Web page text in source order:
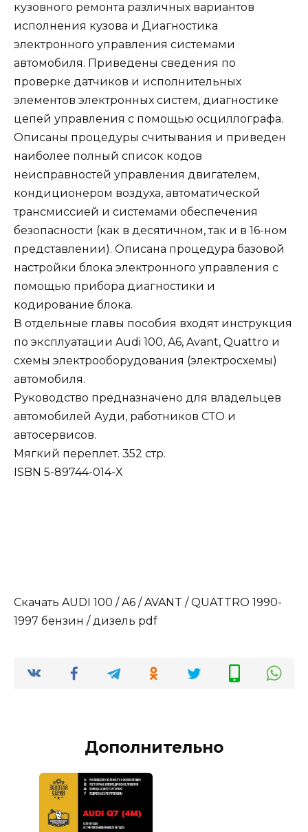
кузовного ремонта различных вариантов
исполнения кузова и Диагностика
электронного управления системами
автомобиля. Приведены сведения по
проверке датчиков и исполнительных
элементов электронных систем, диагностике
цепей управления с помощью осциллографа.
Описаны процедуры считывания и приведен
наиболее полный список кодов
неисправностей управления двигателем,
кондиционером воздуха, автоматической
трансмиссией и системами обеспечения
безопасности (как в десятичном, так и в 16-ном
представлении). Описана процедура базовой
настройки блока электронного управления с
помощью прибора диагностики и
кодирование блока.
В отдельные главы пособия входят инструкция
по эксплуатации Audi 100, A6, Avant, Quattro и
схемы электрооборудования (электросхемы)
автомобиля.
Руководство предназначено для владельцев
автомобилей Ауди, работников СТО и
автосервисов.
Мягкий переплет. 352 стр.
ISBN 5-89744-014-X
Скачать AUDI 100 / A6 / AVANT / QUATTRO 1990-
1997 бензин / дизель pdf
Дополнительно